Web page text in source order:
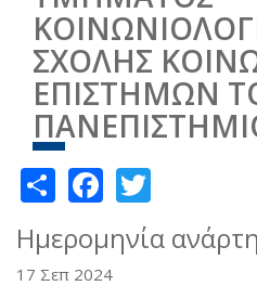
ΣΧΟΛΗΣ
ΕΠΙΣΤΗΜΩΝ
ShareFacebook
Ημερομηνία
17 Σεπ 2024